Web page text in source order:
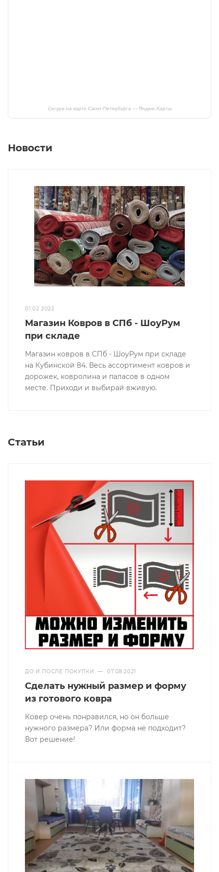
Сегура на карте Санкт‑Петербурга — Яндекс.Карты
Новости
01.02.2022
Магазин Ковров в СПб - ШоуРум
при складе
Магазин ковров в СПб - ШоуРум при складе
на Кубинской 84. Весь ассортимент ковров и
дорожек, ковролина и паласов в одном
месте. Приходи и выбирай вживую.
Статьи
ДО И ПОСЛЕ ПОКУПКИ — 07.08.2021
Сделать нужный размер и форму
из готового ковра
Ковер очень понравился, но он больше
нужного размера? Или форма не подходит?
Вот решение!